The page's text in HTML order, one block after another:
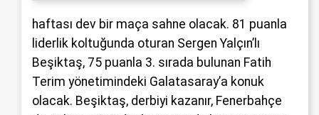
haftası dev bir maça sahne olacak. 81 puanla
liderlik koltuğunda oturan Sergen Yalçın’lı
Beşiktaş, 75 puanla 3. sırada bulunan Fatih
Terim yönetimindeki Galatasaray’a konuk
olacak. Beşiktaş, derbiyi kazanır, Fenerbahçe